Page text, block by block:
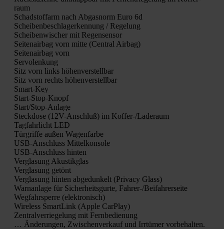
raum
Schad­stoff­arm nach Abgas­norm Euro 6d
Schei­ben­be­schla­ger­ken­nung / Rege­lung
Schei­ben­wi­scher mit Regen­sen­sor
Sei­ten­air­bag vorn mit­te (Cen­tral Air­bag)
Sei­ten­air­bag vorn
Ser­vo­len­kung
Sitz vorn links höhen­ver­stell­bar
Sitz vorn rechts höhen­ver­stell­bar
Smart-Key
Start-Stop-Knopf
Star­t/S­top-Anla­ge
Steck­do­se (12V-Anschluß) im Kof­fer-/La­de­raum
Tag­fahr­licht LED
Tür­grif­fe außen Wagen­far­be
USB-Anschluss Mit­tel­kon­so­le
USB-Anschluss hin­ten
Ver­gla­sung Akus­tik­glas
Ver­gla­sung getönt
Ver­gla­sung hin­ten abge­dun­kelt (Pri­va­cy Glass)
Warn­an­la­ge für Sicher­heits­gur­te, Fah­rer-/Bei­fah­rer­sei­te
Weg­fahr­sper­re (elek­tro­nisch)
Wire­less Smart­Link (Apple Car­Play)
Zen­tral­ver­rie­ge­lung mit Fern­be­die­nung
… Ände­run­gen, Zwi­schen­ver­kauf und Irr­tü­mer vor­be­hal­ten.